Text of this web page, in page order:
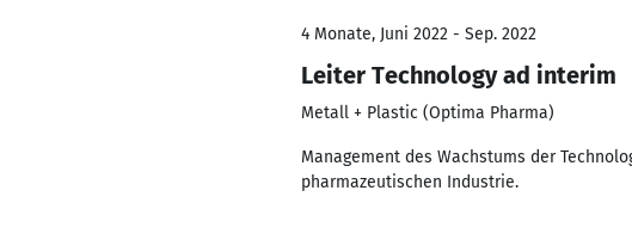
4 Monate, Juni 2022 - Sep. 2022
Leiter Technology ad interim
Metall + Plastic (Optima Pharma)
Management des Wachstums der
pharmazeutischen Industrie.